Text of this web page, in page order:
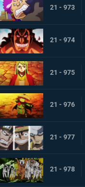
21 - 973
21 - 974
21 - 975
21 - 976
21 - 977
21 - 978